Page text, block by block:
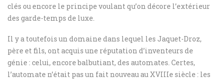
clés ou encore le principe voulant qu’on décore l’extérieur
des garde-temps de luxe.
Il y a toutefois un domaine dans lequel les Jaquet-Droz,
père et fils, ont acquis une réputation d’inventeurs de
génie : celui, encore balbutiant, des automates. Certes,
l’automate n’était pas un fait nouveau au XVIIIe siècle : les